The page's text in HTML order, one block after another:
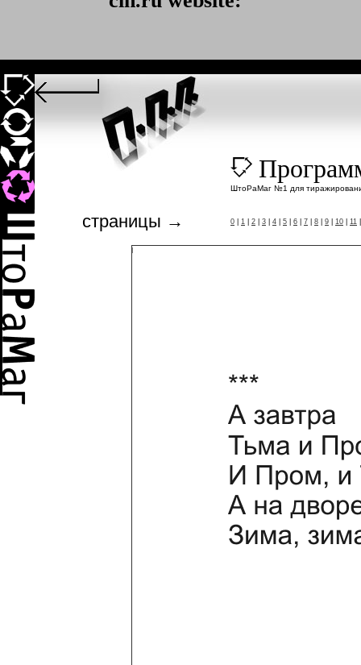
ШтоРаМаг №1 для
страницы → 0 1 2 3 4 5 6 7 8 9 10 11